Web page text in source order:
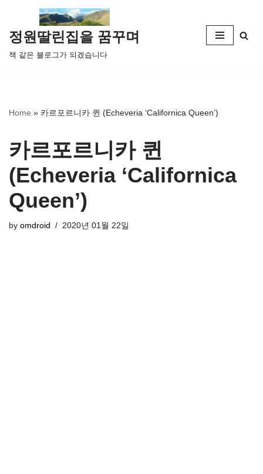
콘
텐
츠
뛰
정원딸린집을 꿈꾸며
책 같은 블로그가 되겠습니다
Home » 카르포르니카 퀸 (Echeveria ‘Californica Queen’)
카르포르니카 퀸
(Echeveria ‘Californica
Queen’)
by omdroid 2020년 01월 22일